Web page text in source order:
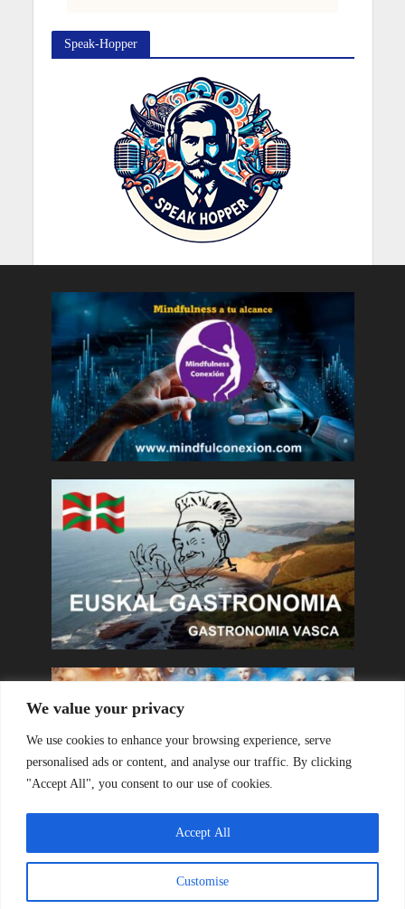
We value your privacy
We use cookies to enhance your browsing experience, serve
personalised ads or content, and analyse our traffic. By clicking
"Accept All", you consent to our use of cookies.
Customise
Accept All
Speak-Hopper